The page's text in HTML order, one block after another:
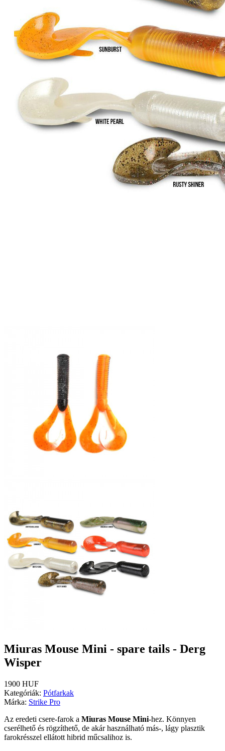
Miuras Mouse Mini - spare tails - Derg
Wisper
1900 HUF
Kategóriák: Pótfarkak
Márka: Strike Pro
Az eredeti csere-farok a Miuras Mouse Mini-hez. Könnyen
cserélhető és rögzíthető, de akár használható más-, lágy plasztik
farokrésszel ellátott hibrid műcsalihoz is.